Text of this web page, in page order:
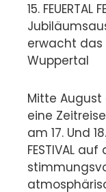
15.
erwacht das
Wuppertal
Mitte
eine
am 17. Und
FESTIVAL